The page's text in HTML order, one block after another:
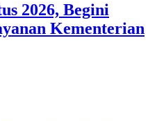
2026, Begini
Kementerian